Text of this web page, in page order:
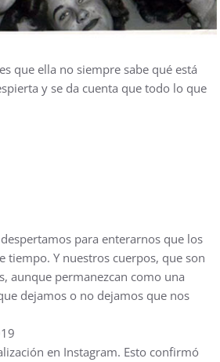
que ella no siempre sabe qué está
y se da cuenta que todo lo que
para enterarnos que los
tiempo. Y nuestros cuerpos, que son
aunque permanezcan como una
dejamos o no dejamos que nos
en Instagram. Esto confirmó